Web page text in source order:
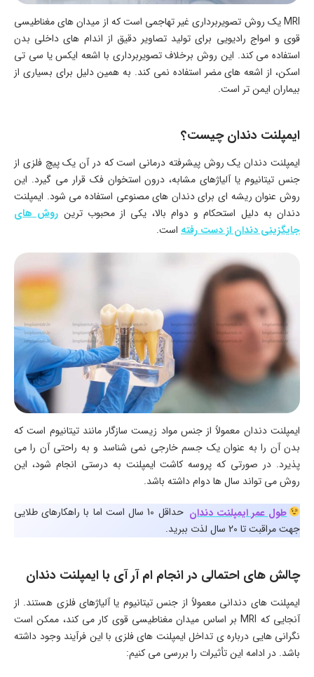
MRI یک روش تصویربرداری غیر تهاجمی است که از میدان های مغناطیسی
قوی و امواج رادیویی برای تولید تصاویر دقیق از اندام های داخلی بدن
استفاده می کند. این روش برخلاف تصویربرداری با اشعه ایکس یا سی تی
اسکن، از اشعه های مضر استفاده نمی کند. به همین دلیل برای بسیاری از
بیماران ایمن تر است.
ایمپلنت دندان چیست؟
ایمپلنت دندان یک روش پیشرفته درمانی است که در آن یک پیچ فلزی از
جنس تیتانیوم یا آلیاژهای مشابه، درون استخوان فک قرار می گیرد. این
روش عنوان ریشه ای برای دندان های مصنوعی استفاده می شود. ایمپلنت
دندان به دلیل استحکام و دوام بالا، یکی از محبوب ترین روش های
جایگزینی دندان از دست رفته است.
ایمپلنت دندان معمولاً از جنس مواد زیست سازگار مانند تیتانیوم است که
بدن آن را به عنوان یک جسم خارجی نمی شناسد و به راحتی آن را می
پذیرد. در صورتی که پروسه کاشت ایمپلنت به درستی انجام شود، این
روش می تواند سال ها دوام داشته باشد.
طول عمر ایمپلنت دندان
حداقل 10 سال است اما با راهکارهای طلایی
جهت مراقبت تا 20 سال لذت ببرید.
چالش های احتمالی در انجام ام آر آی با ایمپلنت دندان
ایمپلنت های دندانی معمولاً از جنس تیتانیوم یا آلیاژهای فلزی هستند. از
آنجایی که MRI بر اساس میدان مغناطیسی قوی کار می کند، ممکن است
نگرانی هایی درباره ی تداخل ایمپلنت های فلزی با این فرآیند وجود داشته
باشد. در ادامه این تأثیرات را بررسی می کنیم: